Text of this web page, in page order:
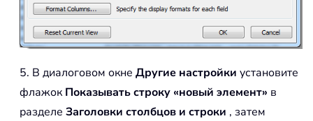
5. В диалоговом окне Другие настройки установите
флажокПоказывать строку «новый элемент» в
разделе Заголовки столбцов и строки , затем